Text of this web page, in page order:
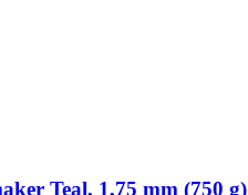
Teal, 1,75 mm (750 g)